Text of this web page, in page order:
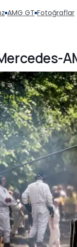
AMG GT Fotoğraflar